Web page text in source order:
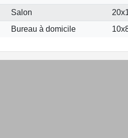
Salon
Bureau à domicile